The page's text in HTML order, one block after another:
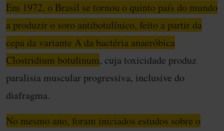
Em 1972, o Brasil se tornou o quinto país do mundo
a produzir o soro antibotulínico, feito a partir da
cepa da variante A da bactéria anaeróbica
Clostridium botulinum, cuja toxicidade produz
paralisia muscular progressiva, inclusive do
diafragma.
No mesmo ano, foram iniciados estudos sobre o